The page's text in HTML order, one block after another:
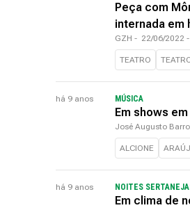
Peça com
internada em
GZH - 22/06/2022
TEATRO
há 9 anos MÚSICA
Em shows
José Augusto
ALCIONE
há 9 anos NOITES
Em clima de